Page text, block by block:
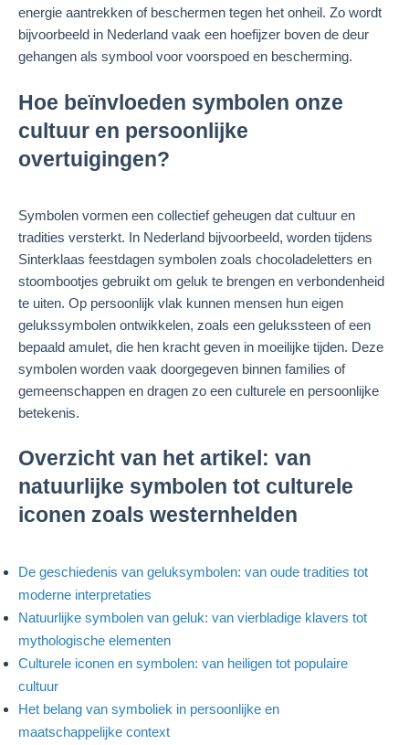
energie aantrekken of beschermen tegen het onheil. Zo wordt
bijvoorbeeld in Nederland vaak een hoefijzer boven de deur
gehangen als symbool voor voorspoed en bescherming.
Hoe beïnvloeden symbolen onze
cultuur en persoonlijke
overtuigingen?
Symbolen vormen een collectief geheugen dat cultuur en
tradities versterkt. In Nederland bijvoorbeeld, worden tijdens
Sinterklaas feestdagen symbolen zoals chocoladeletters en
stoombootjes gebruikt om geluk te brengen en verbondenheid
te uiten. Op persoonlijk vlak kunnen mensen hun eigen
gelukssymbolen ontwikkelen, zoals een gelukssteen of een
bepaald amulet, die hen kracht geven in moeilijke tijden. Deze
symbolen worden vaak doorgegeven binnen families of
gemeenschappen en dragen zo een culturele en persoonlijke
betekenis.
Overzicht van het artikel: van
natuurlijke symbolen tot culturele
iconen zoals westernhelden
De geschiedenis van geluksymbolen: van oude tradities tot
moderne interpretaties
Natuurlijke symbolen van geluk: van vierbladige klavers tot
mythologische elementen
Culturele iconen en symbolen: van heiligen tot populaire
cultuur
Het belang van symboliek in persoonlijke en
maatschappelijke context